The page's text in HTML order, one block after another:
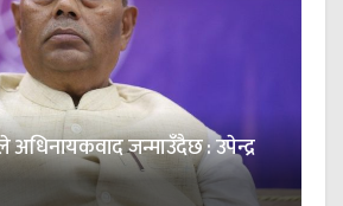
अधिनायकवाद जन्माउँदैछ : उपेन्द्र